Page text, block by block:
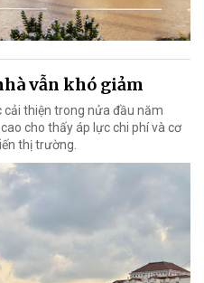
vẫn khó giảm
cải thiện trong nửa đầu năm
cho thấy áp lực chi phí và cơ
thị trường.